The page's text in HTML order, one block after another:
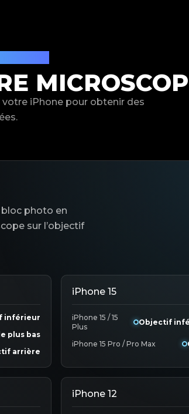
votre iPhone pour obtenir des
bloc photo en
sur l’objectif
inférieur
plus bas
arrière
iPhone 15
iPhone 15 / 15
Plus
Objectif
iPhone 15 Pro / Pro Max
iPhone 12